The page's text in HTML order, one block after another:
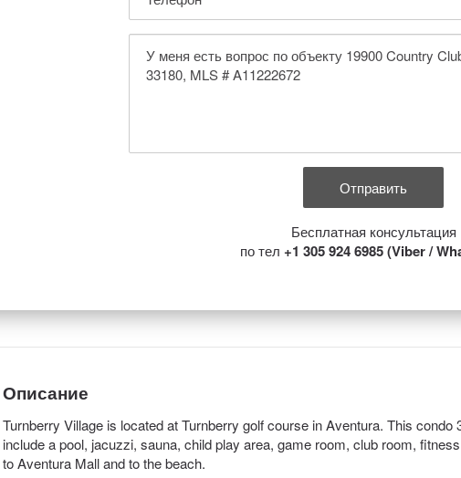
Бесплатная консультация
по тел +1 305 924 6985 (Viber /
Описание
Turnberry Village is located at Turnberry golf course in Aventura. This
include a pool, jacuzzi, sauna, child play area, game room, club room,
to Aventura Mall and to the beach.